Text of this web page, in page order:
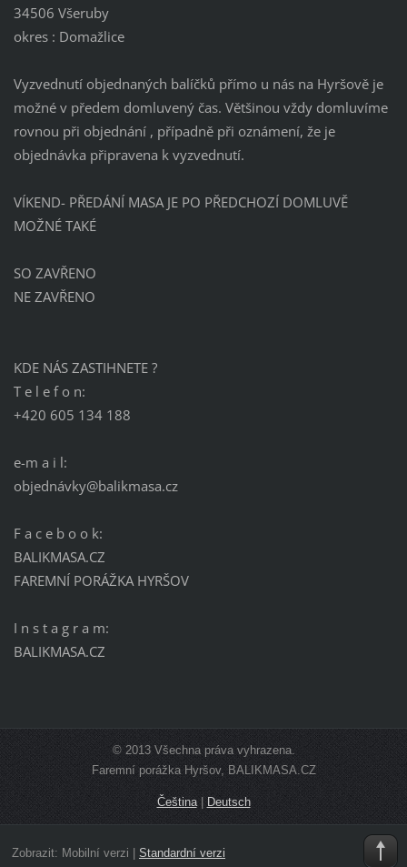
34506 Všeruby
okres : Domažlice
Vyzvednutí objednaných balíčků přímo u nás na Hyršově je
možné v předem domluvený čas. Většinou vždy domluvíme
rovnou při objednání , případně při oznámení, že je
objednávka připravena k vyzvednutí.
VÍKEND- PŘEDÁNÍ MASA JE PO PŘEDCHOZÍ DOMLUVĚ
MOŽNÉ TAKÉ
SO ZAVŘENO
NE ZAVŘENO
KDE NÁS ZASTIHNETE ?
T e l e f o n:
+420 605 134 188
e-m a i l:
objednávky@balikmasa.cz
F a c e b o o k:
BALIKMASA.CZ
FAREMNÍ PORÁŽKA HYRŠOV
I n s t a g r a m:
BALIKMASA.CZ
© 2013 Všechna práva vyhrazena.
Faremní porážka Hyršov, BALIKMASA.CZ
Čeština| Deutsch
Zobrazit: Mobilní verzi | Standardní verzi